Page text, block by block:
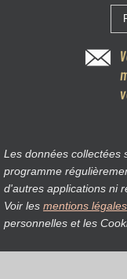
Les données collectées
programme
d'autres applications ni
Voir les mentions légales
personnelles et les